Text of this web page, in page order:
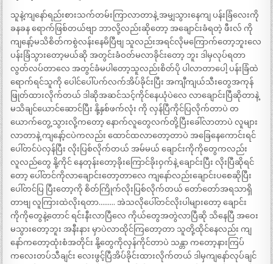
သူနဲ့ကျနော်ရည်းစားသက်တမ်းကြာလာတာနဲ့ အမျှသွားနေကျ ပန်းခြံလေးကို
ခနခန ရောက်ဖြစ်တယ်ဗျာ ဘာလို့လည်းဆိုတော့ အချောင်းခံရတဲ့ ဖီးလ် ကို
ကျနော့်မသိစိတ်ကစွဲလန်းနေမိပြီဗျ သူလည်းအရင်လိုမကြောက်တော့ဘူးလေ
ပန်းခြံသွားတော့မယ်ဆို အတွင်းခံဝတ်မလာခိုင်းတော့ ဘူး ဒါမှလုပ်ရတာ
လွတ်လပ်တာလေ အတွင်ခံမပါတော့သူလည်းစိတ်ပို ပါလာတာပေါ့ ပန်းခြံထဲ
ရောက်ရင်သူကို ပေါင်ပေါ်ပက်လက်အိပ်ခိုင်းပြီး အကျီကျယ်သီးတွေအကုန်
ဖြုတ်ထားလိုက်တယ် ဒါဆိုအဆင်သင့်ကိုင်နေယုံပဲလေ လာချောင်းပြီဆိုတာနဲ့
မသိချင်ယောင်ဆောင်ပြီး နို့နှစ်ဖက်လုံး ကို လှန်ပြီကိုင်ပြလိုက်တာပဲ တ
ယောက်တွေ့သွားလို့ကတော့ နောက်လူတွေလက်တို့ပြီးခေါ်လာတာပဲ လူများ
လာတာနဲ့ ကျနော့်ငပဲကလည်း ထောင်ထလာတော့တာပဲ အခြေနေကောင်းရင်
ပေါ်တင်ပဲလှန်ပြီး လိုးပြစ်လိုက်တယ် အမ်မယ် ချောင်းကိုကိုတွေကလည်း
လူလည်တွေ နို့ကိုင် နေတုန်းတော့ခိုးကြောင်ခိုးဝှက်နဲ့ ချောင်းပြီး လိုးပြီဆိုရင်
တော့ ပေါ်တင်ကိုလာချောင်းတော့တာလေ ကျနော်လည်းချောင်းပစေဆိုပြီး
ပေါ်တင်ပြ ပြီးတော့ကို စိတ်ကြိုက်လိုးပြစ်လိုက်တယ် တော်တော်အရသာရှိ
တာဗျ လူကြားထဲလိုးရတာ……… အဲသလိုပေါ်တင်လိုးပါများတော့ ချောင်း
ကိုကိုတွေနဲ့တောင် ရင်းနီးလာပြီလေ ကိုယ်တွေအတွဲလာပြီဆို သိနေပြီ အဝေး
မသွားတော့ဘူး အနီးနား မှာပဲလာထိုင်ကြတော့တာ သူတို့ထိုင်နေလည်း ကျ
နော်ကတော့ထုံးစံအတိုင်း နို့တွေကိုလှန်ကိုင်တာပဲ သန္တာ ကတော့နားကြပ်
ကလေးတပ်သီချင်း လေးဖွင့်ပြီအိပ်ခိုင်းထားလိုက်တယ် ဒါမှကျနော်လုပ်ချင်